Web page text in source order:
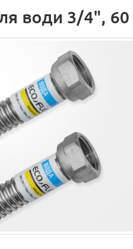
води 3/4", 60